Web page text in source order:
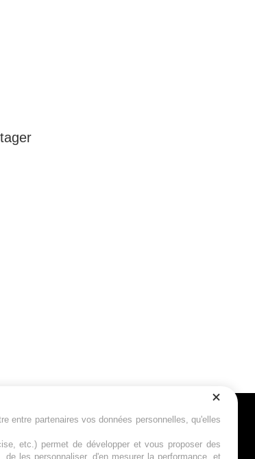
entre partenaires vos données personnelles, qu'elles
etc.) permet de développer et vous proposer des
les personnaliser, d'en mesurer la performance, et